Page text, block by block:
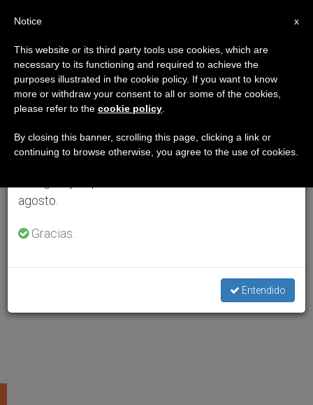
×
Aviso importante
Del 27 de julio al 7 de agosto haremos la pausa
anual, aprovechando que en el periodo de verano
se generan menos informaciones y también el
agosto.
Gracias.
Entendido
x
Notice
This website or its third party tools use cookies, which are
necessary to its functioning and required to achieve the
purposes illustrated in the cookie policy. If you want to know
more or withdraw your consent to all or some of the cookies,
please refer to the cookie policy
By closing this banner, scrolling this page, clicking a link or
continuing to browse otherwise, you agree to the use of cookies.